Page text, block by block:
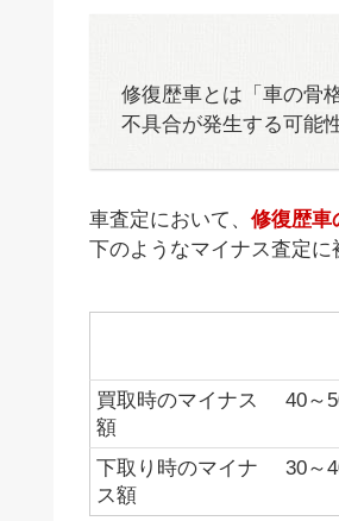
修復歴車とは「車の骨
不具合が発生する可能
車査定において、 修復歴車
下のようなマイナス査定に
買取時のマイナス
額
40～
下取り時のマイナ
ス額
30～